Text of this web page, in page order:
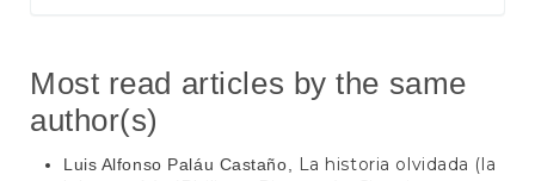
Most read articles by the same
author(s)
Luis Alfonso Paláu Castaño,
La historia olvidada (la